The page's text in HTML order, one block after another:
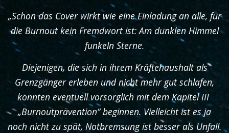
„Schon das Cover wirkt wie eine Einladung an alle, für
die Burnout kein Fremdwort ist: Am dunklen Himmel
funkeln Sterne.
Diejenigen, die sich in ihrem Kräftehaushalt als
Grenzgänger erleben und nicht mehr gut schlafen,
könnten eventuell vorsorglich mit dem Kapitel III
„Burnoutprävention“ beginnen. Vielleicht ist es ja
noch nicht zu spät, Notbremsung ist besser als Unfall.